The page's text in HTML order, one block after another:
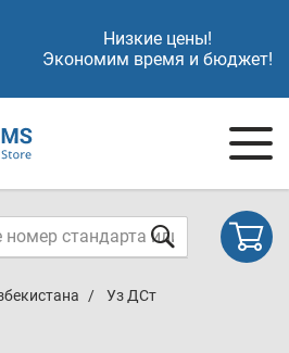
Низкие цены!
Экономим время и бюджет!
Уз ДСт